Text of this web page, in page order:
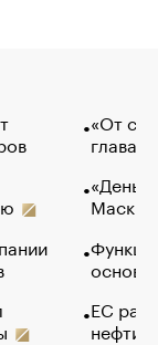
«От
глава
Маск в
основ
ЕС
нефти